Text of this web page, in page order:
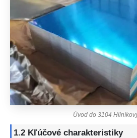
Úvod do 3104
1.2 Kľúčové charakteristiky